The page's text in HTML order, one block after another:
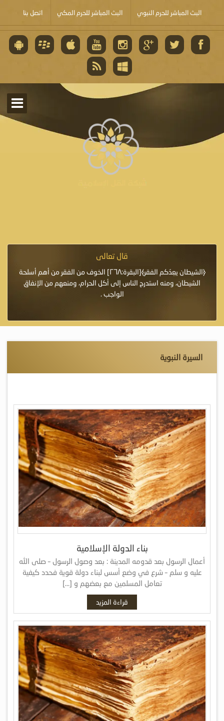
البث المباشر للحرم النبوي البث المباشر للحرم المكي اتصل بنا
قال تعالى
﴿الشيطان يعِدُكم الفقر﴾[البقرة:٢٦٨] الخوف من الفقر من أهم أسلحة
الشيطان، ومنه استدرج الناس إلى أكل الحرام، ومنعهم من الإنفاق
الواجب .
السيرة النبوية
بناء الدولة الإسلامية
أعمال الرسول بعد قدومه المدينة : بعد وصول الرسول – صلى الله
عليه و سلم – شرع في وضع أسس لبناء دولة قوية فحدد كيفية
تعامل المسلمين مع بعضهم و […]
قراءة المزيد